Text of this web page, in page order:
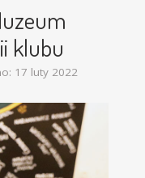
klubu
17 luty 2022